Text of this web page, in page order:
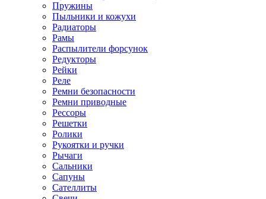
Пружины
Пыльники и кожухи
Радиаторы
Рамы
Распылители форсунок
Редукторы
Рейки
Реле
Ремни безопасности
Ремни приводные
Рессоры
Решетки
Ролики
Рукоятки и ручки
Рычаги
Сальники
Сапуны
Сателлиты